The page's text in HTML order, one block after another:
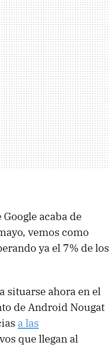
acaba de
vemos como
ya el 7% de los
situarse ahora en el
de Android Nougat
a las
que llegan al